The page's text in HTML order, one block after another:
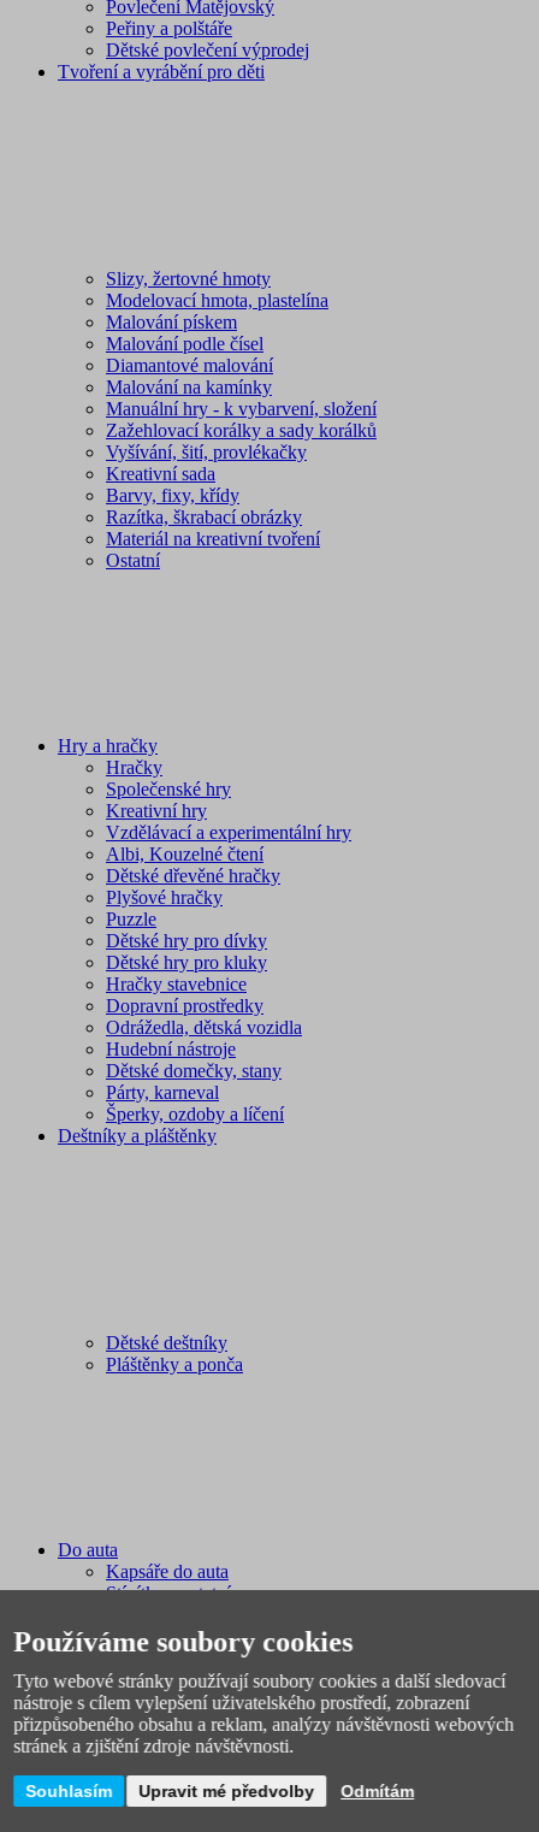
Povlečení Matějovský
Peřiny a polštáře
Dětské povlečení výprodej
Tvoření a vyrábění pro děti
Slizy, žertovné hmoty
Modelovací hmota, plastelína
Malování pískem
Malování podle čísel
Diamantové malování
Malování na kamínky
Manuální hry - k vybarvení, složení
Zažehlovací korálky a sady korálků
Vyšívání, šití, provlékačky
Kreativní sada
Barvy, fixy, křídy
Razítka, škrabací obrázky
Materiál na kreativní tvoření
Ostatní
Hry a hračky
Hračky
Společenské hry
Kreativní hry
Vzdělávací a experimentální hry
Albi, Kouzelné čtení
Dětské dřevěné hračky
Plyšové hračky
Puzzle
Dětské hry pro dívky
Dětské hry pro kluky
Hračky stavebnice
Dopravní prostředky
Odrážedla, dětská vozidla
Hudební nástroje
Dětské domečky, stany
Párty, karneval
Šperky, ozdoby a líčení
Deštníky a pláštěnky
Dětské deštníky
Pláštěnky a ponča
Do auta
Kapsáře do auta
Stínítka a ostatní
Dětský pokoj
Dětské hodiny, budíky
Používáme soubory cookies
Tyto webové stránky používají soubory cookies a další sledovací
nástroje s cílem vylepšení uživatelského prostředí, zobrazení
přizpůsobeného obsahu a reklam, analýzy návštěvnosti webových
stránek a zjištění zdroje návštěvnosti.
Souhlasím Upravit mé předvolby Odmítám